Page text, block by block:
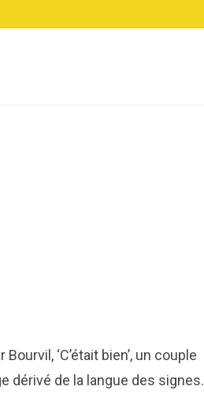
‘C’était bien’, un couple
dérivé de la langue des signes.